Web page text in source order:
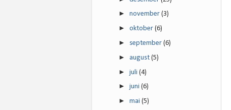
►november(3)
►oktober(6)
► september(6)
►august(5)
►juli(4)
►juni(6)
►mai(5)